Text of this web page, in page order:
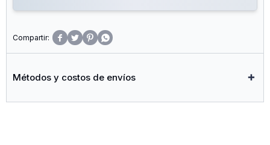
   
Métodos y costos de envíos